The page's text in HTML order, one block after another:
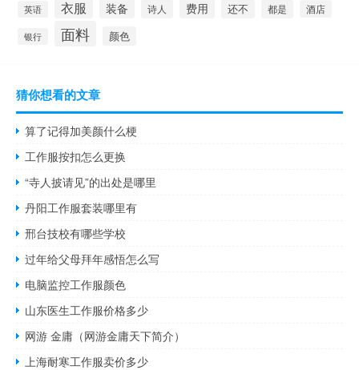
英语 衣服 装备 诗人 费用 还不 都是 酒店
银行 面料 颜色
猜你想看的文章
算了记得加美颜什么梗
工作服按扣怎么更换
“寺人披请见”的出处是哪里
丹阳工作服套装哪里有
邢台技校有哪些学校
过年给父母拜年感悟怎么写
电脑监控工作服颜色
山东医生工作服价格多少
网游 金庸（网游金庸天下简介）
上海耐寒工作服卖价多少